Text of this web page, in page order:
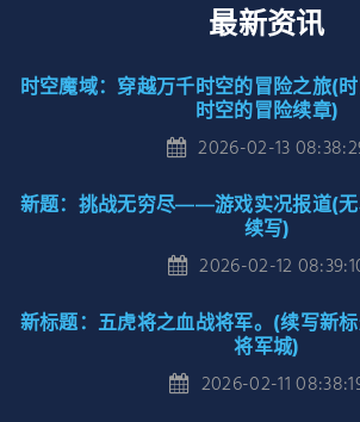
最新资讯
时空魔域：穿越万千时空的冒险之旅(
时空的冒险续章)
2026-02-13
新题：挑战无穷尽——游戏实况报道(无
续写)
2026-02-12
新标题：五虎将之血战将军。(续写新
将军城)
2026-02-11